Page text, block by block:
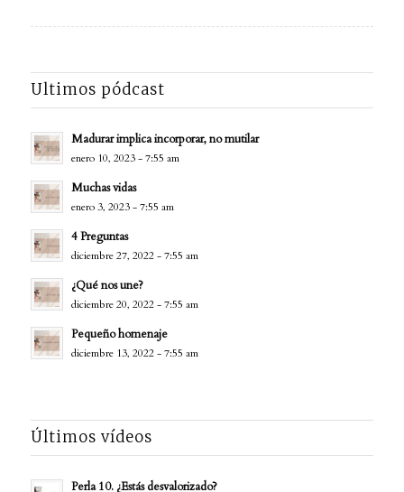
Ultimos pódcast
Madurar implica incorporar, no mutilar
enero 10, 2023 - 7:55 am
Muchas vidas
enero 3, 2023 - 7:55 am
4 Preguntas
diciembre 27, 2022 - 7:55 am
¿Qué nos une?
diciembre 20, 2022 - 7:55 am
Pequeño homenaje
diciembre 13, 2022 - 7:55 am
Últimos vídeos
Perla 10. ¿Estás desvalorizado?